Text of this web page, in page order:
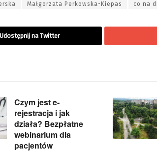
Małgorzata Perkowska-Kiepas co na
Udostępnij na Twitter
Czym jest e-
rejestracja i jak
działa? Bezpłatne
webinarium dla
pacjentów